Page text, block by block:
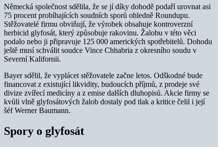
Německá společnost sdělila, že se jí díky dohodě podaří urovnat asi
75 procent probíhajících soudních sporů ohledně Roundupu.
Stěžovatelé firmu obviňují, že výrobek obsahuje kontroverzní
herbicid glyfosát, který způsobuje rakovinu. Žalobu v této věci
podalo nebo ji připravuje 125 000 amerických spotřebitelů. Dohodu
ještě musí schválit soudce Vince Chhabria z okresního soudu v
Severní Kalifornii.
Bayer sdělil, že vyplácet stěžovatele začne letos. Odškodné bude
financovat z existující likvidity, budoucích příjmů, z prodeje své
divize zvířecí medicíny a z emise dalších dluhopisů. Akcie firmy se
kvůli vlně glyfosátových žalob dostaly pod tlak a kritice čelil i její
šéf Werner Baumann.
Spory o glyfosát